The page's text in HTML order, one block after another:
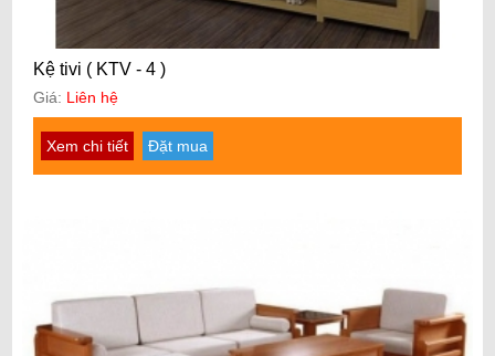
Kệ tivi ( KTV - 4 )
Giá: Liên hệ
Xem chi tiết Đặt mua